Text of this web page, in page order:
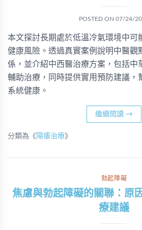
POSTED ON 07/24/
本文探討長期處於低溫冷氣環境中可
健康風險。透過真實案例說明中醫觀
係，並介紹中西醫治療方案，包括中
輔助治療，同時提供實用預防建議，
系統健康。
繼續閱讀 →
分類為《 陽痿治療》
勃起障礙
焦慮與勃起障礙的關聯：原
療建議